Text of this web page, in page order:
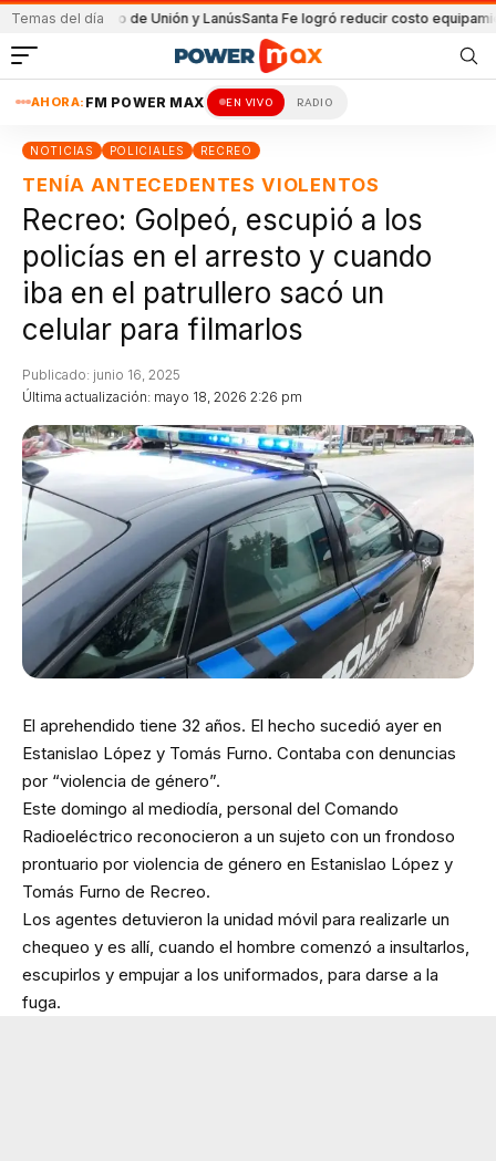
Temas del día
partido de Unión y LanúsSanta Fe logró reducir costo equipamiento
AHORA: FM POWER MAX EN VIVO RADIO
NOTICIAS POLICIALES RECREO
TENÍA ANTECEDENTES VIOLENTOS
Recreo: Golpeó, escupió a los
policías en el arresto y cuando
iba en el patrullero sacó un
celular para filmarlos
Última actualización: mayo 18, 2026 2:26 pm
Publicado: junio 16, 2025
El aprehendido tiene 32 años. El hecho sucedió ayer en
Estanislao López y Tomás Furno. Contaba con denuncias
por “violencia de género”.
Este domingo al mediodía, personal del Comando
Radioeléctrico reconocieron a un sujeto con un frondoso
prontuario por violencia de género en Estanislao López y
Tomás Furno de Recreo.
Los agentes detuvieron la unidad móvil para realizarle un
chequeo y es allí, cuando el hombre comenzó a insultarlos,
escupirlos y empujar a los uniformados, para darse a la
fuga.